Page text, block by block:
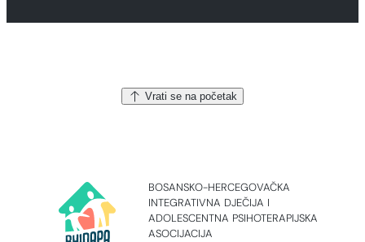
Vrati se na početak
BOSANSKO-HERCEGOVAČKA
INTEGRATIVNA DJEČIJA I
ADOLESCENTNA PSIHOTERAPIJSKA
ASOCIJACIJA